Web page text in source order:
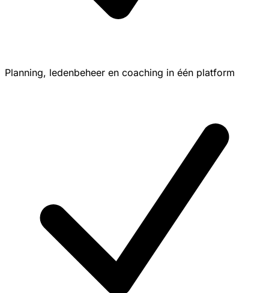
Planning, ledenbeheer en coaching in één platform